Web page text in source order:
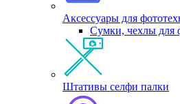
Аксессуары для
Сумки, чехлы для
Штативы селфи палки